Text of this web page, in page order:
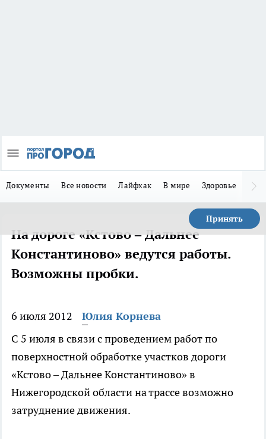
Документы Все новости Лайфхак В мире Здоровье
Принять
На дороге «Кстово – Дальнее
Константиново» ведутся работы.
Возможны пробки.
6 июля 2012
Юлия Корнева
С 5 июля в связи с проведением работ по
поверхностной обработке участков дороги
«Кстово – Дальнее Константиново» в
Нижегородской области на трассе возможно
затруднение движения.